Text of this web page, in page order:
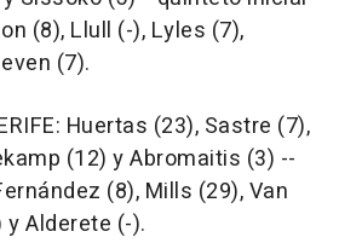
(8), Llull (-), Lyles (7),
(7).
Huertas (23), Sastre (7),
(12) y Abromaitis (3) --
(8), Mills (29), Van
y Alderete (-).